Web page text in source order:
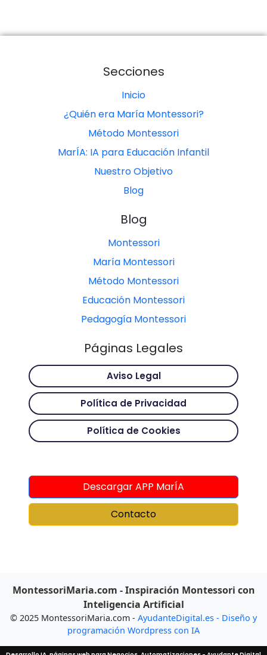
Secciones
Inicio
¿Quién era María Montessori?
Método Montessori
MarÍA: IA para Educación Infantil
Nuestro Objetivo
Blog
Blog
Montessori
María Montessori
Método Montessori
Educación Montessori
Pedagogía Montessori
Páginas Legales
Aviso Legal
Política de Privacidad
Política de Cookies
Descargar APP MarÍA
Contacto
MontessoriMaria.com - Inspiración Montessori con
Inteligencia Artificial
© 2025 MontessoriMaria.com - AyudanteDigital.es - Diseño y
programación Wordpress con IA